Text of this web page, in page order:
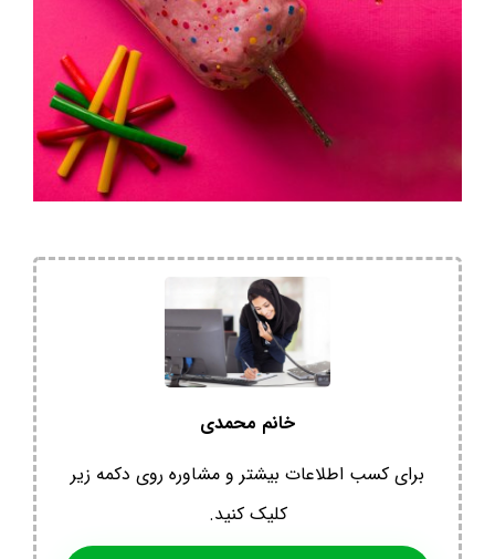
خانم محمدی
برای کسب اطلاعات بیشتر و مشاوره روی دکمه زیر
کلیک کنید.